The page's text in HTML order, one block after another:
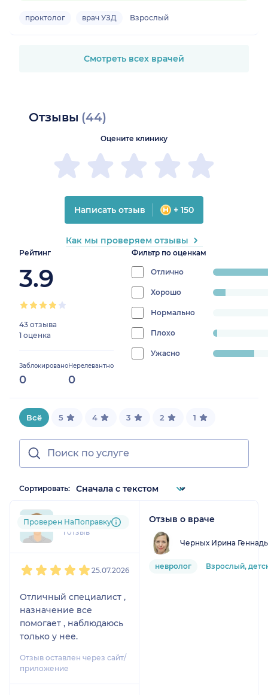
проктолог врач УЗД Взрослый
Смотреть всех врачей
Отзывы (44)
Рейтинг
3.9
43 отзыва
1 оценка
Заблокировано
0
Нерелевантно
0
Фильтр по оценкам
Отлично
progress:
68.18181818181817%
Хорошо
6.8181818181818175%
Нормально
0%
Плохо
progress:
2.272727272727273%
Ужасно
22.727272727272727%
Оцените клинику
Написать отзыв + 150
Как мы проверяем отзывы
Всё 5 4 3 2 1
Сортировать:
+7xxxxxxxx79
1 отзыв
Проверен НаПоправку
25.07.2026
Отличный специалист ,
назначение все
помогает , наблюдаюсь
только у нее.
Отзыв оставлен через сайт/
приложение
Отзыв о враче
Черных Ирина
невролог Взрослый,